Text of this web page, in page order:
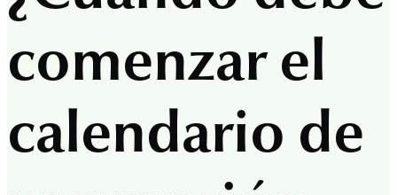
comenzar el
calendario de